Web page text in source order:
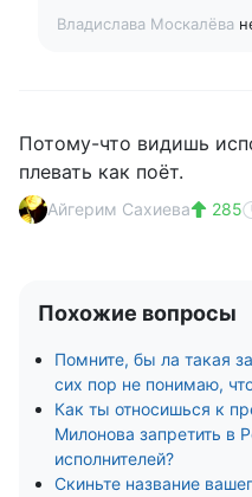
Владислава Москалёва
Потому-что видишь
плевать как поёт.
Айгерим Сахиева 285
Похожие вопросы
Помните, бы ла такая
сих пор не понимаю,
Как ты относишься к
Милонова запретить в
исполнителей?
Скиньте название